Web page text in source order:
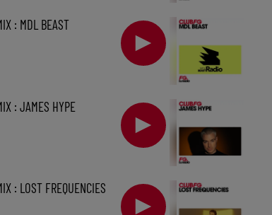
: MDL BEAST
: JAMES HYPE
: LOST FREQUENCIES